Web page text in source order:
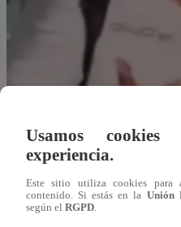
Usamos
experiencia.
Este sitio utiliza cookies para
contenido. Si estás en la Unión
según el RGPD.